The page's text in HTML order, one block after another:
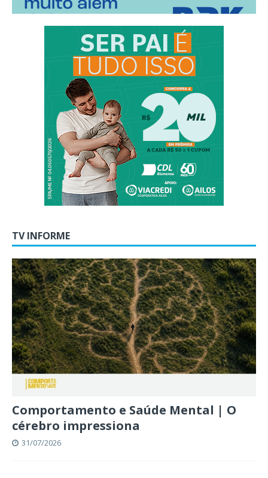
TV INFORME
Comportamento e Saúde Mental | O
cérebro impressiona
31/07/2026